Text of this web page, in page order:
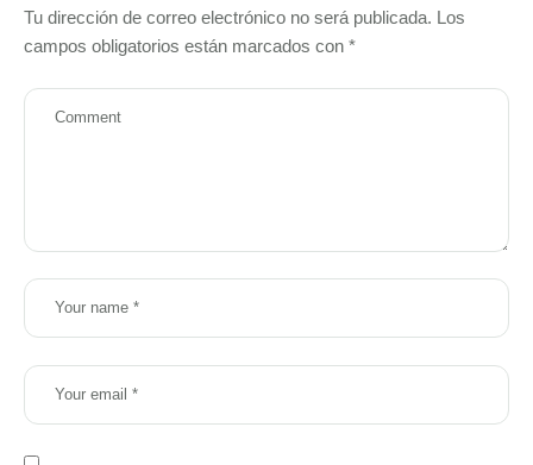
Tu dirección de correo electrónico no será publicada. Los
campos obligatorios están marcados con *